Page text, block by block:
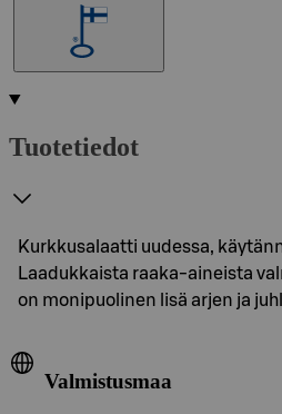
Tuotetiedot
Kurkkusalaatti uudessa,
Laadukkaista raaka-aineista
on monipuolinen lisä arjen ja
Valmistusmaa